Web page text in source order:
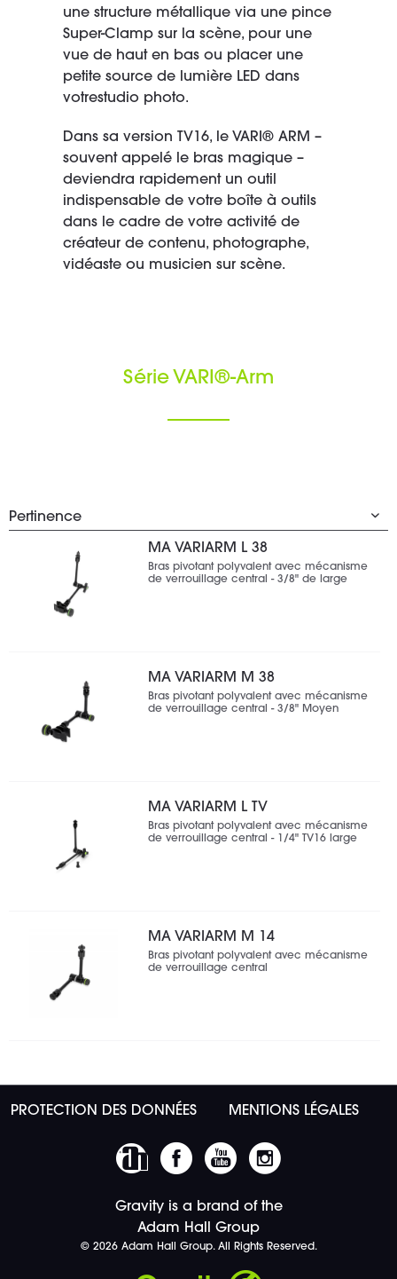
une structure métallique via une pince
Super-Clamp sur la scène, pour une
vue de haut en bas ou placer une
petite source de lumière LED dans
votrestudio photo.
Dans sa version TV16, le VARI® ARM –
souvent appelé le bras magique –
deviendra rapidement un outil
indispensable de votre boîte à outils
dans le cadre de votre activité de
créateur de contenu, photographe,
vidéaste ou musicien sur scène.
Série VARI®-Arm
MA VARIARM L 38
Bras pivotant polyvalent avec mécanisme
de verrouillage central - 3/8" de large
MA VARIARM M 38
Bras pivotant polyvalent avec mécanisme
de verrouillage central - 3/8" Moyen
MA VARIARM L TV
Bras pivotant polyvalent avec mécanisme
de verrouillage central - 1/4" TV16 large
MA VARIARM M 14
Bras pivotant polyvalent avec mécanisme
de verrouillage central
PROTECTION DES DONNÉES MENTIONS LÉGALES
Gravity is a brand of the
Adam Hall Group
© 2026 Adam Hall Group. All Rights Reserved.